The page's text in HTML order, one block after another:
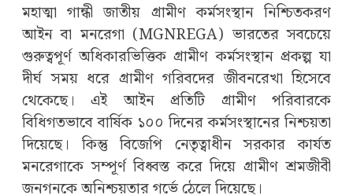
মহাত্মা গান্ধী জাতীয় গ্রামীণ কর্মসংস্থান নিশ্চিতকরণ
আইন বা মনরেগা (MGNREGA) ভারতের সবচেয়ে
গুরুত্বপূর্ণ অধিকারভিত্তিক গ্রামীণ কর্মসংস্থান প্রকল্প যা
দীর্ঘ সময় ধরে গ্রামীণ গরিবদের জীবনরেখা হিসেবে
থেকেছে। এই আইন প্রতিটি গ্রামীণ পরিবারকে
বিধিগতভাবে বার্ষিক ১০০ দিনের কর্মসংস্থানের নিশ্চয়তা
দিয়েছে। কিন্তু বিজেপি নেতৃত্বাধীন সরকার কার্যত
মনরেগাকে সম্পূর্ণ বিধ্বস্ত করে দিয়ে গ্রামীণ শ্রমজীবী
জনগনকে অনিশ্চয়তার গর্ভে ঠেলে দিয়েছে।